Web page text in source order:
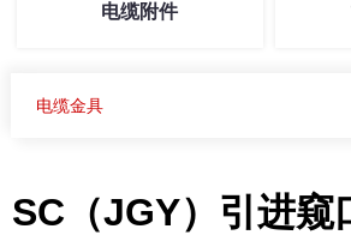
电缆附件
电缆金具
SC（JGY）引进窥